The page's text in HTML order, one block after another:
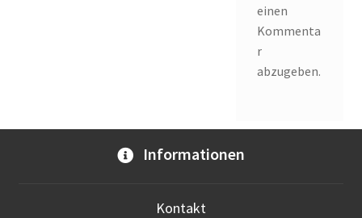
einen
Kommenta
r
abzugeben.
Informationen
Kontakt